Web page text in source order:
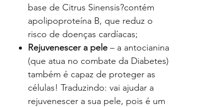
base de Citrus Sinensis?contém
apolipoproteína B, que reduz o
risco de doenças cardíacas;
Rejuvenescer a pele– a antocianina
(que atua no combate da Diabetes)
também é capaz de proteger as
células! Traduzindo: vai ajudar a
rejuvenescer a sua pele, pois é um